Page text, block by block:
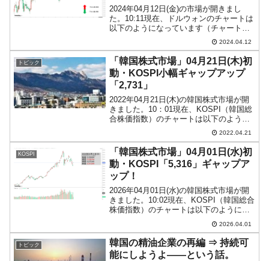
2024年04月12日(金)の市場が開きまし
た。10:11現在、ドルウォンのチャートは
以下のようになっています（チャートは
『Investing.com』より引用）。これから
ローソク足の調整が入るかもしれません
が、前日も陽線で締まり、本日も陽...
2024.04.12
トピック
「韓国株式市場」04月21日(木)初
動・KOSPI小幅ギャップアップ
「2,731」
2022年04月21日(木)の韓国株式市場が開
きました。10：01現在、KOSPI（韓国総
合株価指数）のチャートは以下のように
『Investing.com』より引用）。小幅にギ
ャップアップして始まりました。
KOSPI...
2022.04.21
KOSPI
「韓国株式市場」04月01日(水)初
動・KOSPI「5,316」ギャップア
ップ！
2026年04月01日(水)の韓国株式市場が開
きました。10:02現在、KOSPI（韓国総合
株価指数）のチャートは以下のようにな
『Investing.com』より引用）。ギャップ
アップして始まりました。KOSPIは「5...
2026.04.01
トピック
韓国の精油企業の再編 ⇒ 持続可
能にしようよ――という話。